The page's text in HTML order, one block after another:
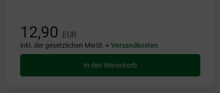
12,90 EUR
inkl. der gesetzlichen MwSt. +Versandkosten
In den Warenkorb